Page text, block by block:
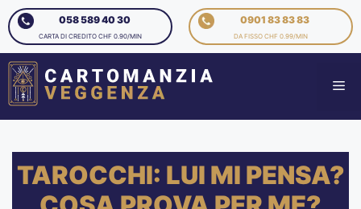
058 589 40 30
CARTA DI CREDITO CHF 0.90/MIN
0901 83 83 83
DA FISSO CHF 0.99/MIN
TAROCCHI: LUI MI PENSA?